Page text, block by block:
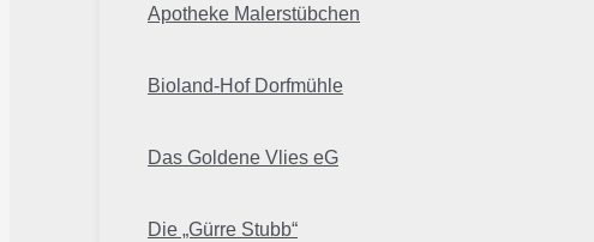
Apotheke Malerstübchen
Bioland-Hof Dorfmühle
Das Goldene Vlies eG
Die „Gürre Stubb“